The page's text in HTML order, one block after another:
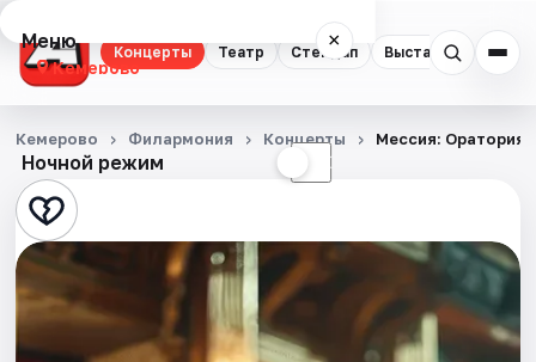
Концерты Театр Стендап Выставки
Меню ×
Кемерово
Концерты
Театр
Стендап
Выставки
Квесты
Ночной режим ☾
Кемерово Филармония Концерты Мессия: Оратория